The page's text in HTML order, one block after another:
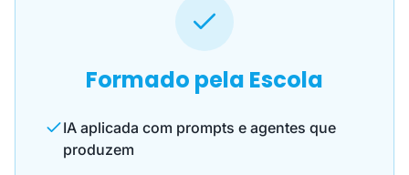
Formado pela Escola
IA aplicada com prompts e agentes que
produzem